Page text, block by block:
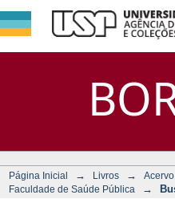
Busca
DSpace/
Página Inicial → Livros →
Faculdade de Saúde Pública
→